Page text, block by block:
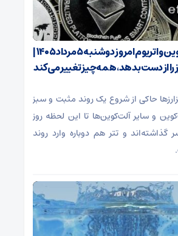
قیمت تتر، بیت‌کوین و اتریوم امروز دوشنبه ۵ مرداد ۱۴۰۵ |
از دست بدهد، همه‌چیز تغییر می‌کند
حاکی از شروع یک روند مثبت و سبز
و سایر آلت‌کوین‌ها تا این لحظه روز
و تتر هم دوباره وارد روند